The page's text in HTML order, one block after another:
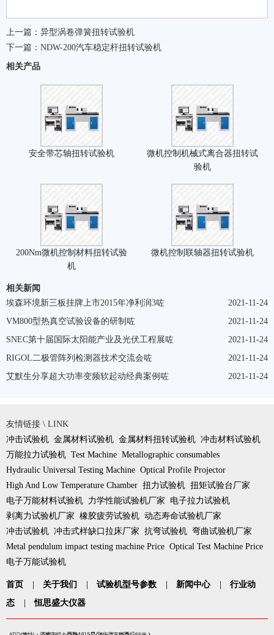
上一篇： 异型涡卷弹簧扭转试验机
下一篇： NDW-200汽车稳定杆扭转试验机
相关产品
安全带芯轴扭转试验机
微机控制机械式离合器扭转试
验机
200Nm微机控制材料扭转试验
机
微机控制联轴器扭转试验机
相关新闻
2021-11-24
埃森环境新三板挂牌上市2015年净利润3咗
2021-11-24
VM800型热真空试验设备的研制咗
2021-11-24
SNEC第十届国际太阳能产业及光伏工程展咗
2021-11-24
RIGOL二极管阵列检测器技术交流会咗
2021-11-24
艾默生分享超大功率变频软起动经典案例咗
友情链接 \ LINK
冲击试验机 金属材料试验机 金属材料扭转试验机 冲击材料试验机
万能拉力试验机 Test Machine Metallographic consumables
Hydraulic Universal Testing Machine Optical Profile Projector
High And Low Temperature Chamber 扭力试验机 扭矩试验台厂家
电子万能材料试验机 力学性能试验机厂家
电子拉力试验机
剥离力试验机厂家 橡胶疲劳试验机 动态寿命试验机厂家
冲击试验机 冲击式样缺口拉床厂家 抗弯试验机 弯曲试验机厂家
Metal pendulum impact testing machine Price Optical Test Machine Price
电子万能试验机
首页 关于我们 试验机型号参数 新闻中心
行业动
态
恒思盛大仪器